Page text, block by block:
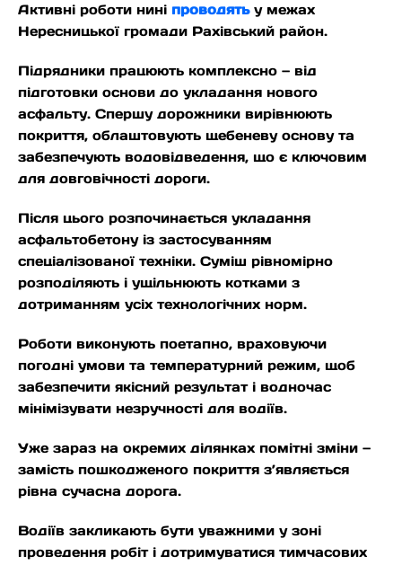
Активні роботи нині проводятьу межах
Нересницької громади Рахівський район.
Підрядники працюють комплексно — від
підготовки основи до укладання нового
асфальту. Спершу дорожники вирівнюють
покриття, облаштовують щебеневу основу та
забезпечують водовідведення, що є ключовим
для довговічності дороги.
Після цього розпочинається укладання
асфальтобетону із застосуванням
спеціалізованої техніки. Суміш рівномірно
розподіляють і ущільнюють котками з
дотриманням усіх технологічних норм.
Роботи виконують поетапно, враховуючи
погодні умови та температурний режим, щоб
забезпечити якісний результат і водночас
мінімізувати незручності для водіїв.
Уже зараз на окремих ділянках помітні зміни —
замість пошкодженого покриття з’являється
рівна сучасна дорога.
Водіїв закликають бути уважними у зоні
проведення робіт і дотримуватися тимчасових